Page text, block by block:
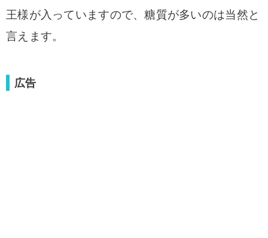
王様が入っていますので、糖質が多いのは当然と
言えます。
広告